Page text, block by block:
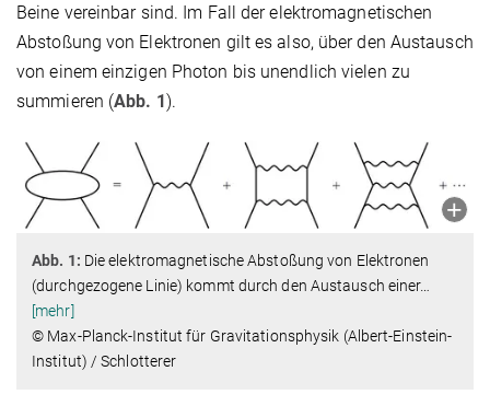
Beine vereinbar sind. Im Fall der elektromagnetischen
Abstoßung von Elektronen gilt es also, über den Austausch
von einem einzigen Photon bis unendlich vielen zu
summieren (Abb. 1).
Abb. 1: Die elektromagnetische Abstoßung von Elektronen
(durchgezogene Linie) kommt durch den Austausch einer…
[mehr]
© Max-Planck-Institut für Gravitationsphysik (Albert-Einstein-
Institut) / Schlotterer